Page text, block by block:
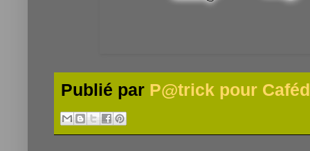
Publié par P@trick pour